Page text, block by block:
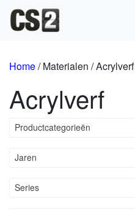
Hoofdnavigatie
Home/ Materialen / Acrylverf
Acrylverf
Productcategorieën
Jaren
Series